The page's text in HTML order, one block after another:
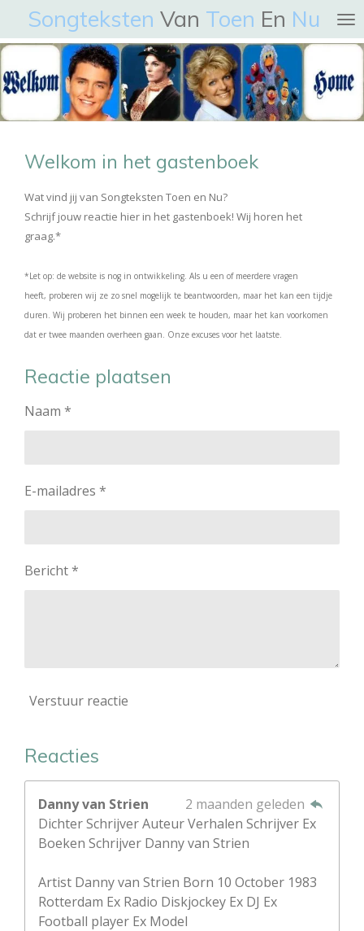
direct
de
hoofdinhoud
Songteksten Van Toen En Nu
Welkom in het gastenboek
Wat vind jij van Songteksten Toen en Nu?
Schrijf jouw reactie hier in het gastenboek! Wij horen het
graag.*
*Let op: de website is nog in ontwikkeling. Als u een of meerdere vragen
heeft, proberen wij ze zo snel mogelijk te beantwoorden, maar het kan een tijdje
duren. Wij proberen het binnen een week te houden, maar het kan voorkomen
dat er twee maanden overheen gaan. Onze excuses voor het laatste.
Reactie plaatsen
Naam *
E-mailadres *
Bericht *
Verstuur reactie
Reacties
Danny van Strien
2 maanden geleden
Dichter Schrijver Auteur Verhalen Schrijver Ex
Boeken Schrijver Danny van Strien
Artist Danny van Strien Born 10 October 1983
Rotterdam Ex Radio Diskjockey Ex DJ Ex
Football player Ex Model